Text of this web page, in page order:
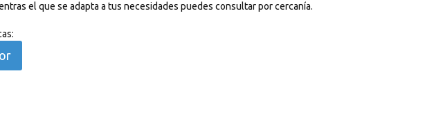
el que se adapta a tus necesidades puedes consultar por cercanía.